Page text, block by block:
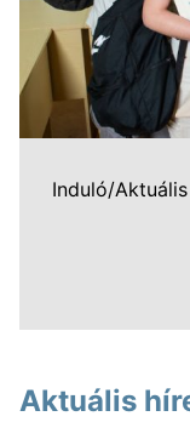
Induló/
Aktuális